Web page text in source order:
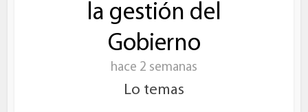
la gestión del
Gobierno
hace 2 semanas
Lo temas